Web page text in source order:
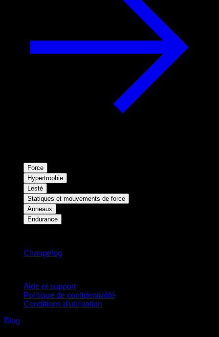
Force
Hypertrophie
Lesté
Statiques et mouvements de force
Anneaux
Endurance
Changelog
Aide et support
Politique de confidentialité
Conditions d'utilisation
Blog